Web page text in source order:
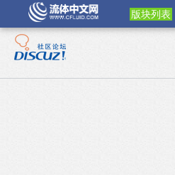
版块列表